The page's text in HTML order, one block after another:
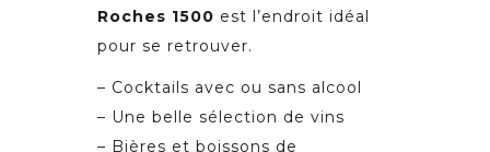
Roches 1500 est l’endroit idéal
pour se retrouver.
– Cocktails avec ou sans alcool
– Une belle sélection de vins
– Bières et boissons de